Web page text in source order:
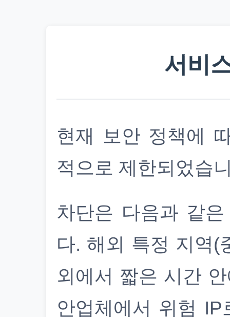
서비
현재 보안 정책에
적으로 제한되었습
차단은 다음과 같
다. 해외 특정 지역(
외에서 짧은 시간
안업체에서 위험